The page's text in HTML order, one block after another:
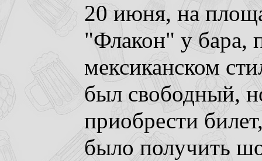
20 июня, на
"Флакон" у бара,
мексиканском
был свободный,
приобрести
было получить